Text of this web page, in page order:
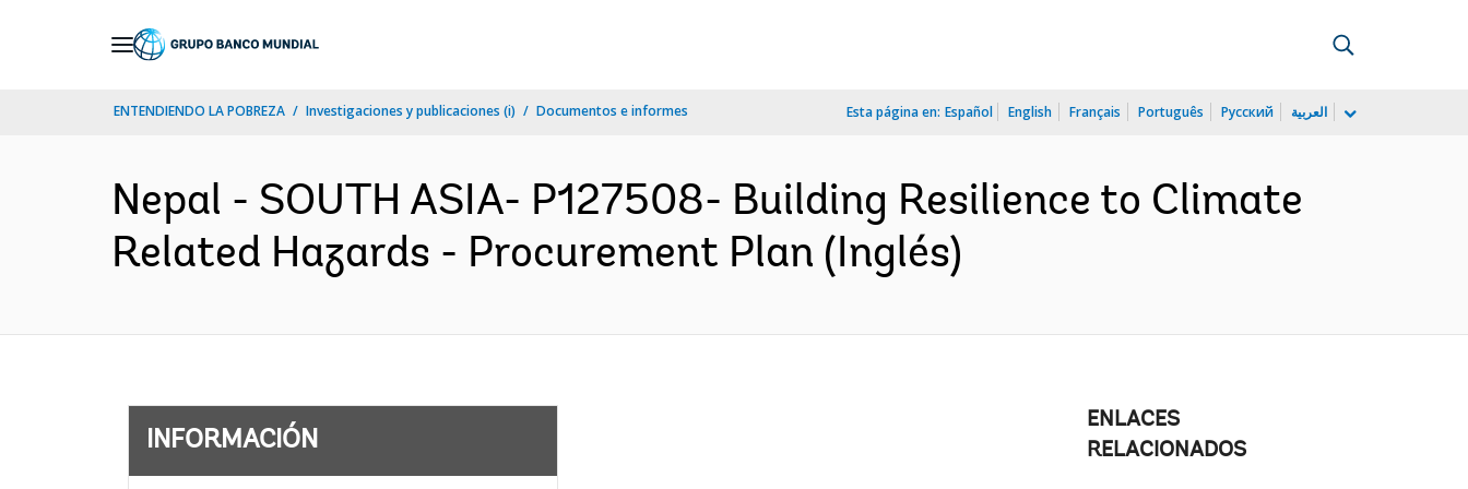
ENTENDIENDO LA POBREZA Investigaciones y publicaciones (i) Documentos e informes Esta página en: Español English Français Português Русский العربية
Nepal - SOUTH ASIA- P127508- Building Resilience to Climate
Related Hazards - Procurement Plan (Inglés)
INFORMACIÓN
ENLACES
RELACIONADOS